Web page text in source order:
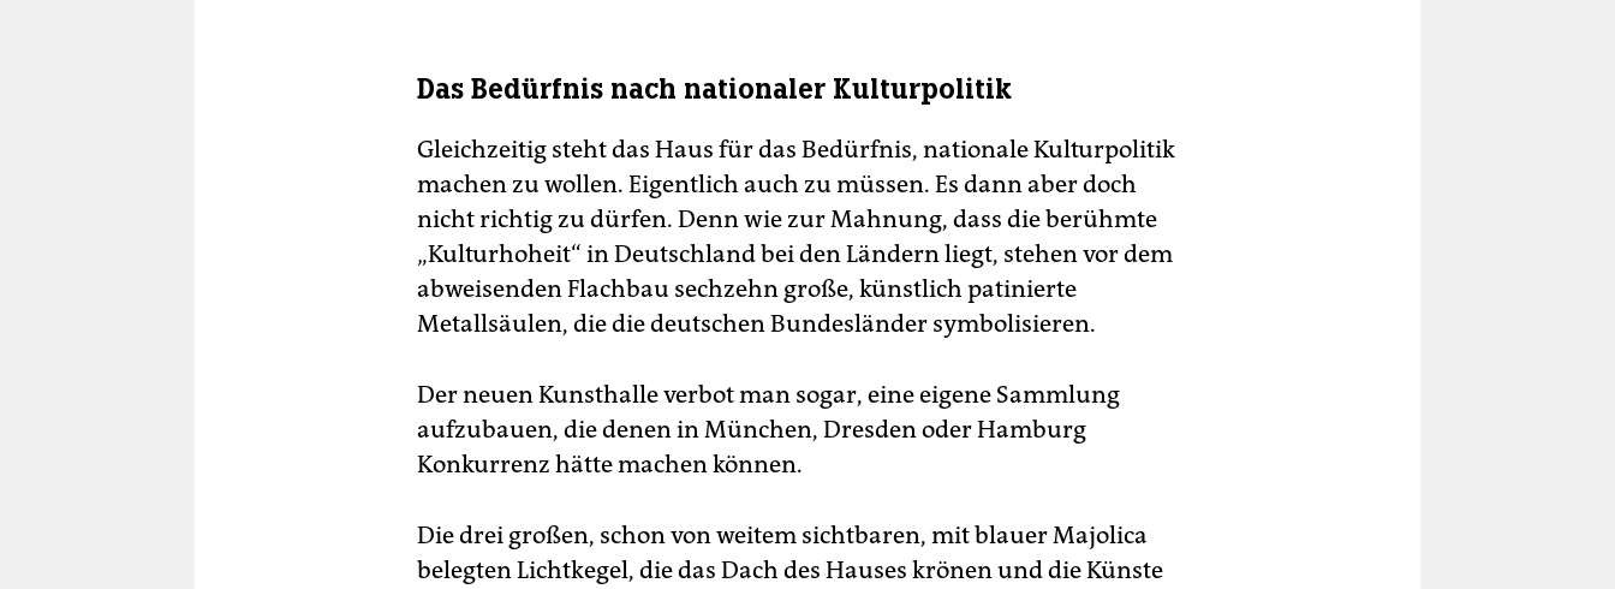
Das Bedürfnis nach nationaler Kulturpolitik
Gleichzeitig steht das Haus für das Bedürfnis, nationale Kulturpolitik
machen zu wollen. Eigentlich auch zu müssen. Es dann aber doch
nicht richtig zu dürfen. Denn wie zur Mahnung, dass die berühmte
„Kulturhoheit“ in Deutschland bei den Ländern liegt, stehen vor dem
abweisenden Flachbau sechzehn große, künstlich patinierte
Metallsäulen, die die deutschen Bundesländer symbolisieren.
Der neuen Kunsthalle verbot man sogar, eine eigene Sammlung
aufzubauen, die denen in München, Dresden oder Hamburg
Konkurrenz hätte machen können.
Die drei großen, schon von weitem sichtbaren, mit blauer Majolica
belegten Lichtkegel, die das Dach des Hauses krönen und die Künste